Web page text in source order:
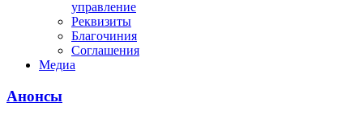
управление
Реквизиты
Благочиния
Соглашения
Медиа
Анонсы